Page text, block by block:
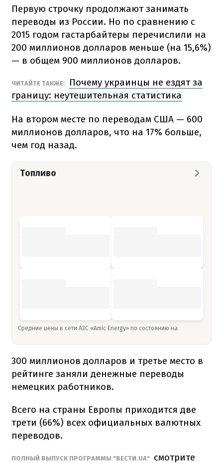
Первую строчку продолжают занимать
переводы из России. Но по сравнению с
2015 годом гастарбайтеры перечислили на
200 миллионов долларов меньше (на 15,6%)
— в общем 900 миллионов долларов.
ЧИТАЙТЕ ТАКЖЕ:
Почему украинцы не ездят за
границу: неутешительная статистика
На втором месте по переводам США — 600
миллионов долларов, что на 17% больше,
чем год назад.
Топливо
Средние цены в сети АЗС «Amic Energy» по состоянию на
300 миллионов долларов и третье место в
рейтинге заняли денежные переводы
немецких работников.
Всего на страны Европы приходится две
трети (66%) всех официальных валютных
переводов.
ПОЛНЫЙ ВЫПУСК ПРОГРАММЫ "ВЕСТИ.UA" смотрите